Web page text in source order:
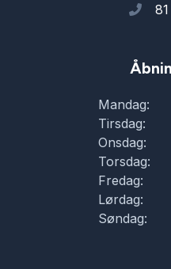
Mandag:
Tirsdag:
Onsdag:
Torsdag:
Fredag:
Lørdag:
Søndag: